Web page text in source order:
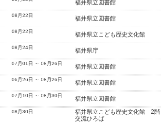
福井県立図書館
08月22日 福井県立図書館
08月22日 福井県立こども歴史文化館
08月24日 福井県庁
07月01日 ～ 08月26日 福井県立図書館
06月26日 ～ 08月26日 福井県立図書館
07月10日 ～ 08月30日 福井県立図書館
08月30日
福井県立こども歴史文化館 2階
交流ひろば